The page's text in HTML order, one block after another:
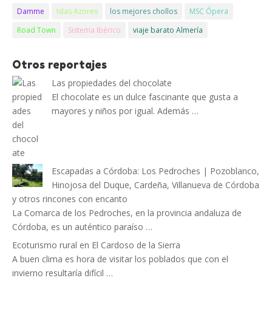
Damme Islas Azores los mejores chollos
MSC Ópera
Road Town
Sistema Ibérico viaje barato Almería
Otros reportajes
Las propiedades del chocolate
El chocolate es un dulce fascinante que gusta a
mayores y niños por igual. Además …
Escapadas a Córdoba: Los Pedroches | Pozoblanco,
Hinojosa del Duque, Cardeña, Villanueva de Córdoba
y otros rincones con encanto
La Comarca de los Pedroches, en la provincia andaluza de
Córdoba, es un auténtico paraíso …
Ecoturismo rural en El Cardoso de la Sierra
A buen clima es hora de visitar los poblados que con el
invierno resultaría difícil …